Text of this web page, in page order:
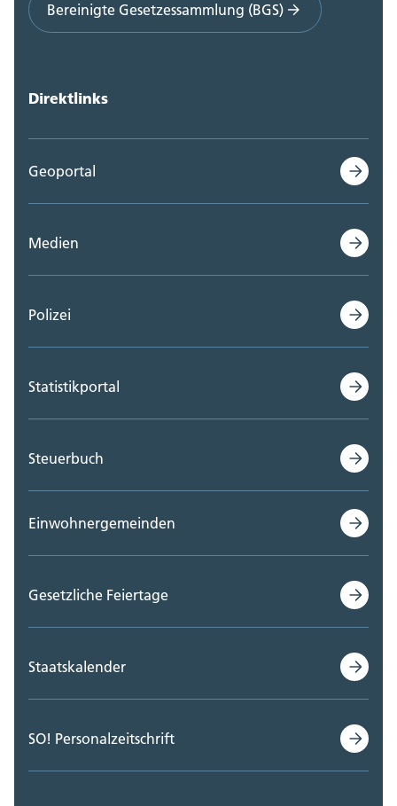
Bereinigte Gesetzessammlung (BGS)
Direktlinks
Geoportal
Medien
Polizei
Statistikportal
Steuerbuch
Einwohnergemeinden
Gesetzliche Feiertage
Staatskalender
SO! Personalzeitschrift